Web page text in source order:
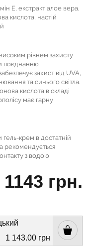
Е, екстракт алое вера,
кислота, настій
рівнем захисту
поєднанню
захист від UVA,
та синього світла.
кислота в складі
має гарну
крем в достатній
рекомендується
з водою
1143 грн.
1 143.00 грн